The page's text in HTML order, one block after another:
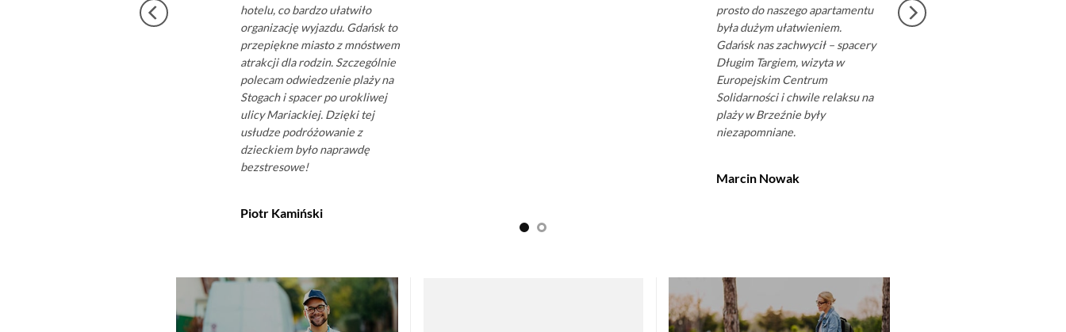
hotelu, co bardzo ułatwiło
organizację wyjazdu. Gdańsk to
przepiękne miasto z mnóstwem
atrakcji dla rodzin. Szczególnie
polecam odwiedzenie plaży na
Stogach i spacer po urokliwej
ulicy Mariackiej. Dzięki tej
usłudze podróżowanie z
dzieckiem było naprawdę
bezstresowe!
Piotr Kamiński
prosto do naszego apartamentu
była dużym ułatwieniem.
Gdańsk nas zachwycił – spacery
Długim Targiem, wizyta w
Europejskim Centrum
Solidarności i chwile relaksu na
plaży w Brzeźnie były
niezapomniane.
Marcin Nowak